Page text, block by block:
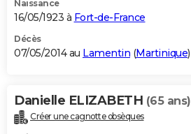
Naissance
16/05/1923 à Fort-de-France
Décès
07/05/2014 au Lamentin (Martinique)
Danielle ELIZABETH (65 ans)
Créer une cagnotte obsèques